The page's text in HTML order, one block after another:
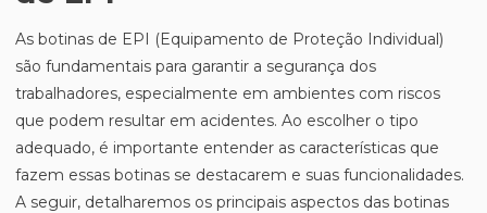
As botinas de EPI (Equipamento de Proteção Individual)
são fundamentais para garantir a segurança dos
trabalhadores, especialmente em ambientes com riscos
que podem resultar em acidentes. Ao escolher o tipo
adequado, é importante entender as características que
fazem essas botinas se destacarem e suas funcionalidades.
A seguir, detalharemos os principais aspectos das botinas